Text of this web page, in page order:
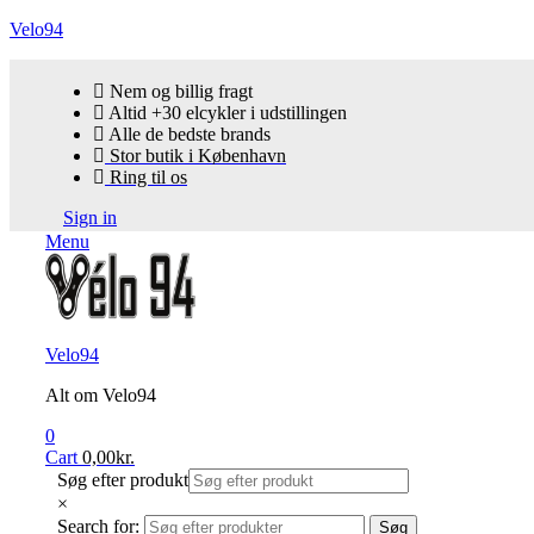
Velo94
Nem og billig fragt
Altid +30 elcykler i udstillingen
Alle de bedste brands
Stor butik i København
Ring til os
Sign in
Menu
Velo94
Alt om Velo94
0
Cart 0,00kr.
Søg efter produkt
×
Search for:
Søg